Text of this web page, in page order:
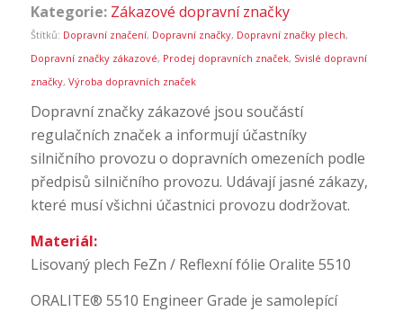
Kategorie: Zákazové dopravní značky
Štítků: Dopravní značení, Dopravní značky, Dopravní značky plech,
Dopravní značky zákazové, Prodej dopravních značek, Svislé dopravní
značky, Výroba dopravních značek
Dopravní značky zákazové jsou součástí
regulačních značek a informují účastníky
silničního provozu o dopravních omezeních podle
předpisů silničního provozu. Udávají jasné zákazy,
které musí všichni účastnici provozu dodržovat.
Materiál:
Lisovaný plech FeZn / Reflexní fólie Oralite 5510
ORALITE® 5510 Engineer Grade je samolepící